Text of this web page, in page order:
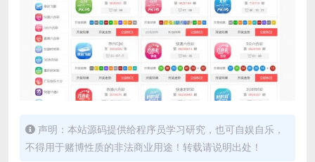
声明：本站源码提供给程序员学习研究，也可自娱自乐，
不得用于赌博性质的非法商业用途！转载请说明出处！